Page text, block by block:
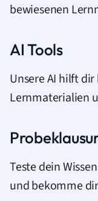
bewiesenen
AI Tools
Unsere AI hilft
Lernmaterialien
Teste dein
und bekomme